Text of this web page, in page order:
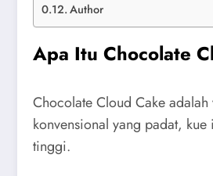
Author
Apa Itu Chocolate
Chocolate Cloud Cake
konvensional yang padat,
tinggi.